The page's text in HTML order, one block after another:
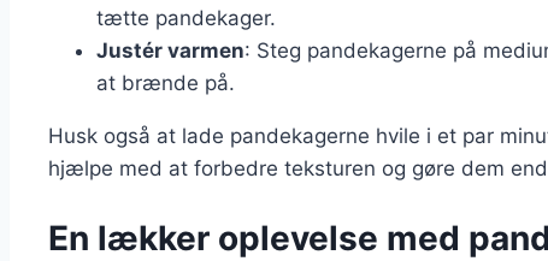
tætte pandekager.
Justér varmen: Steg pandekagerne på
at brænde på.
Husk også at lade pandekagerne hvile i et par
hjælpe med at forbedre teksturen og gøre dem
En lækker oplevelse med